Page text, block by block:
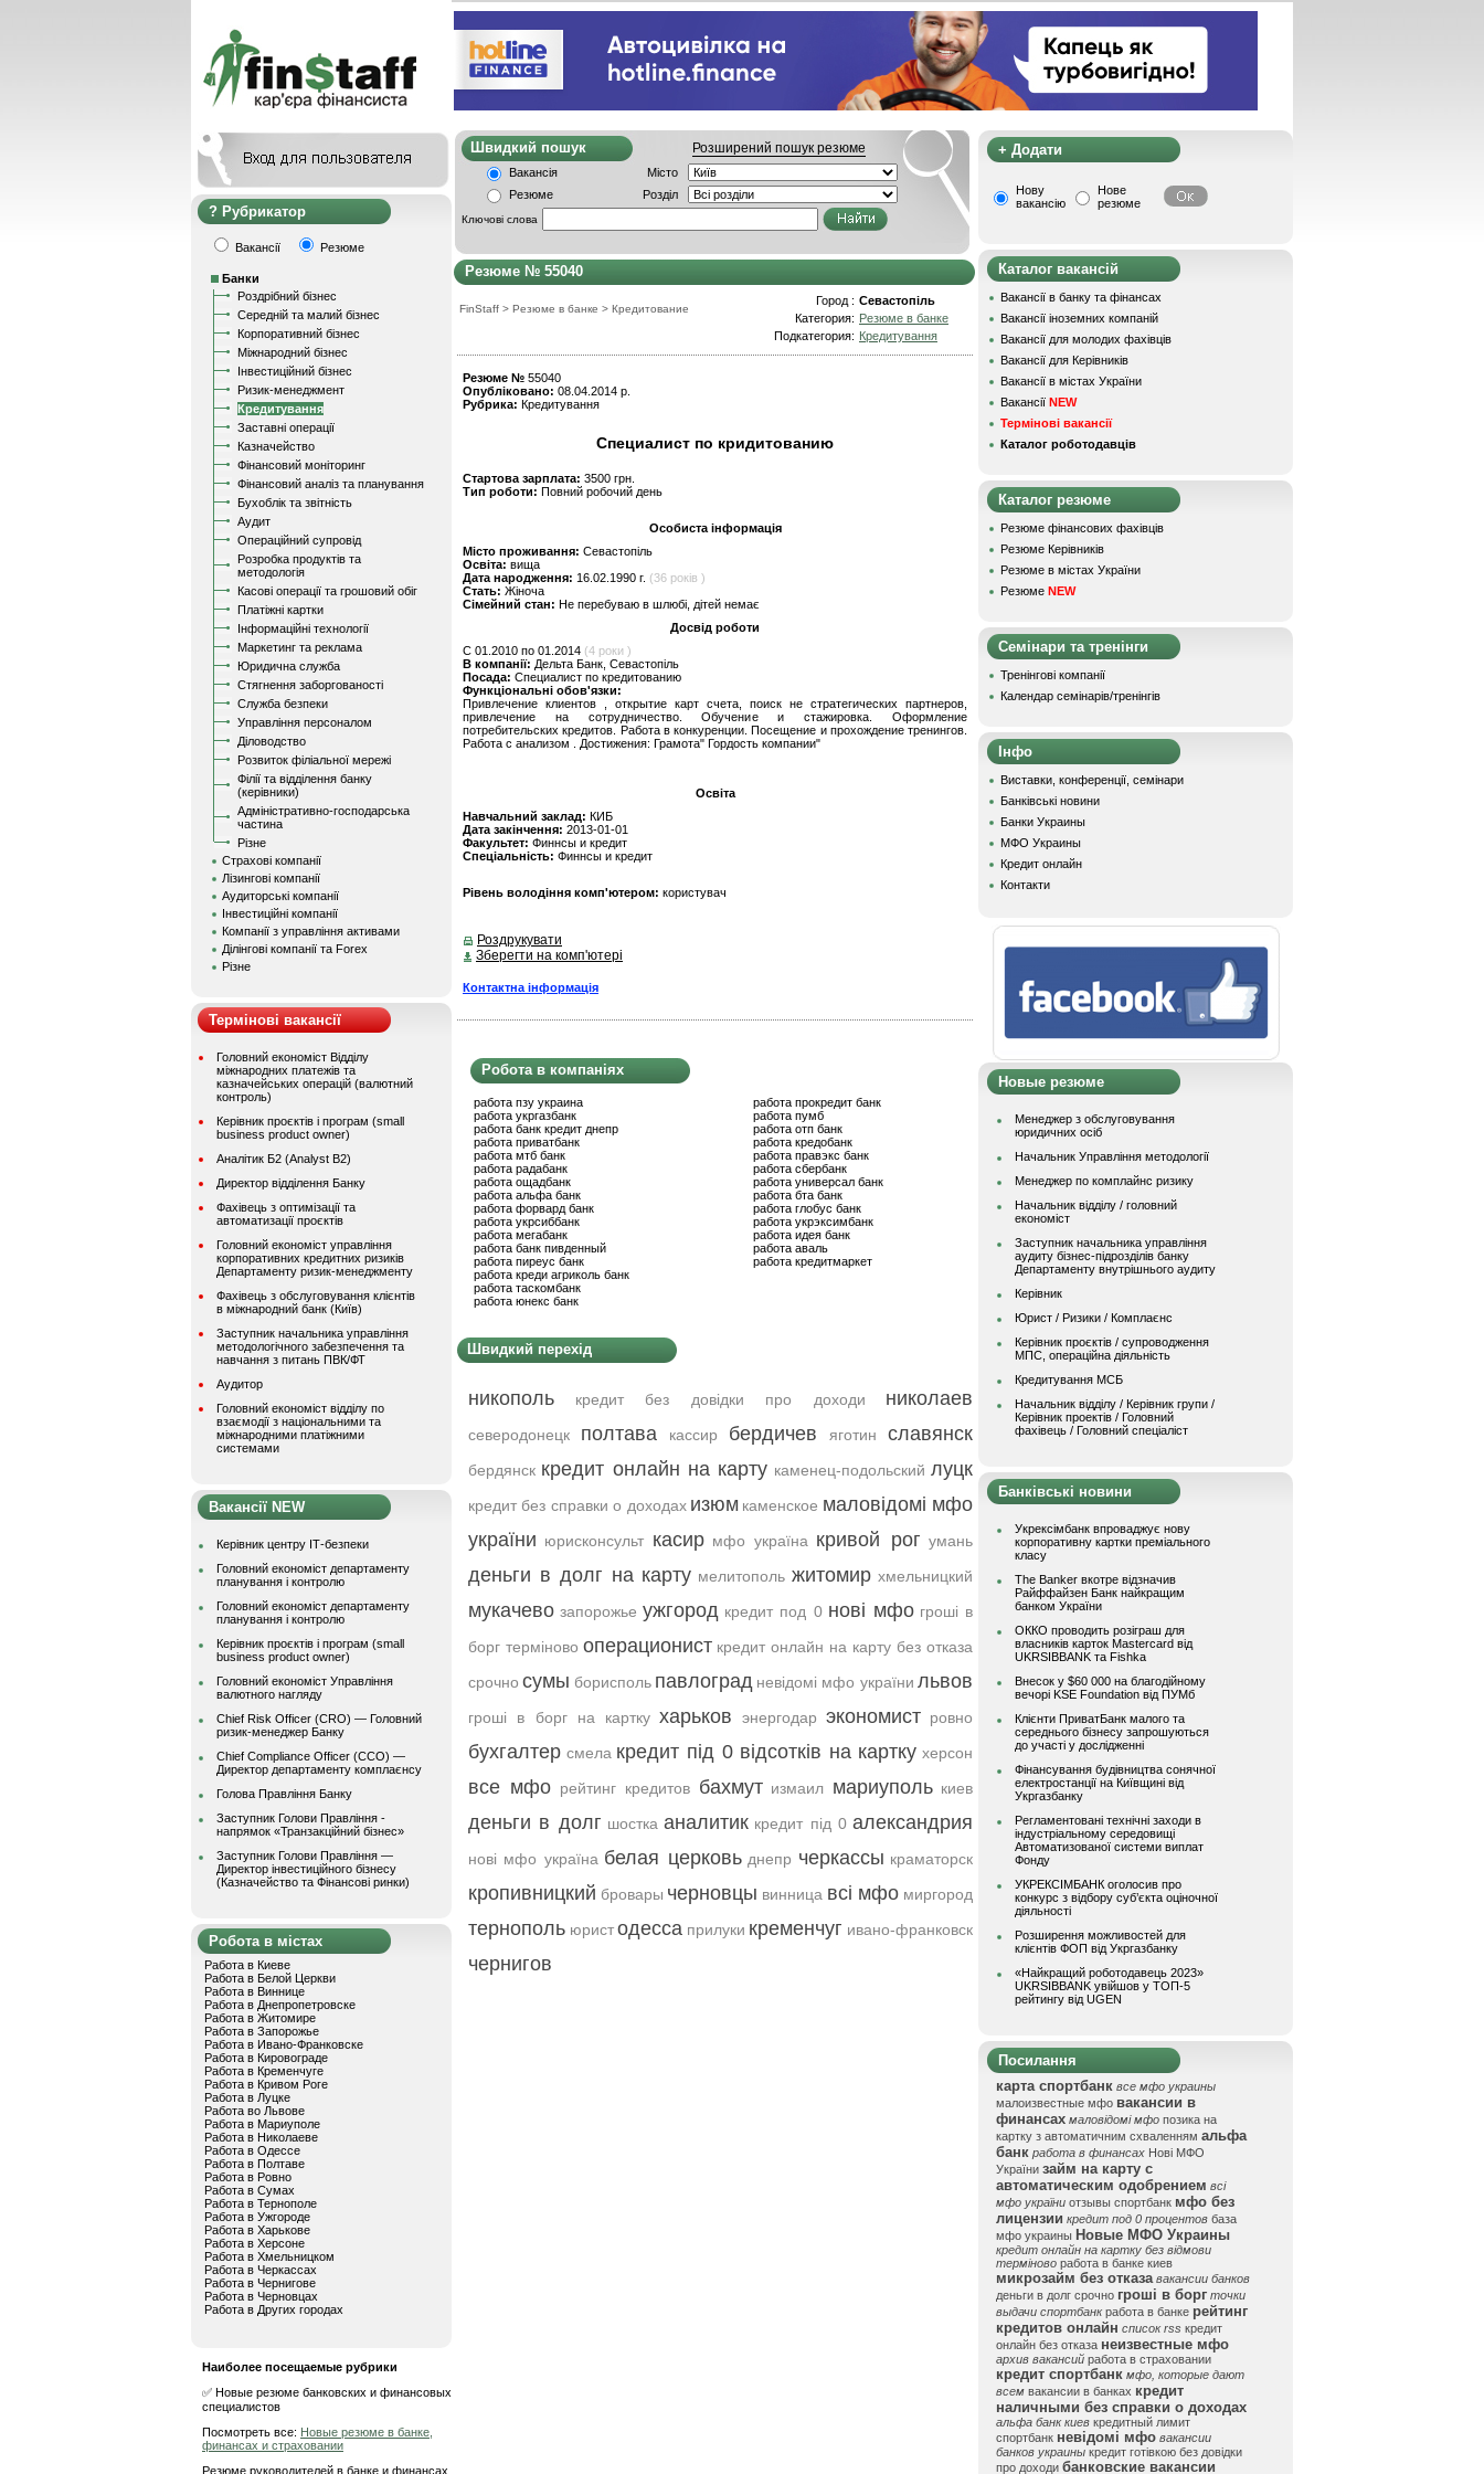
Рубрикатор
Вакансії Резюме
Банки
Роздрібний бізнес
Середній та малий бізнес
Корпоративний бізнес
Міжнародний бізнес
Інвестиційний бізнес
Ризик-менеджмент
Кредитування
Заставні операції
Казначейство
Фінансовий моніторинг
Фінансовий аналіз та планування
Бухоблік та звітність
Аудит
Операційний супровід
Розробка продуктів та
методологія
Касові операції та грошовий обіг
Платіжні картки
Інформаційні технології
Маркетинг та реклама
Юридична служба
Стягнення заборгованості
Служба безпеки
Управління персоналом
Діловодство
Розвиток філіальної мережі
Філії та відділення банку
(керівники)
Адміністративно-господарська
частина
Різне
Страхові компанії
Лізингові компанії
Аудиторські компанії
Інвестиційні компанії
Компанії з управління активами
Ділінгові компанії та Forex
Різне
Термінові вакансії
Головний економіст Відділу
міжнародних платежів та
казначейських операцій (валютний
контроль)
Керівник проєктів і програм (small
business product owner)
Аналітик Б2 (Analyst B2)
Директор відділення Банку
Фахівець з оптимізації та
автоматизації проєктів
Головний економіст управління
корпоративних кредитних ризиків
Департаменту ризик-менеджменту
Фахівець з обслуговування клієнтів
в міжнародний банк (Київ)
Заступник начальника управління
методологічного забезпечення та
навчання з питань ПВК/ФТ
Аудитор
Головний економіст відділу по
взаємодії з національними та
міжнародними платіжними
системами
Вакансії NEW
Керівник центру ІТ-безпеки
Головний економіст департаменту
планування і контролю
Головний економіст департаменту
планування і контролю
Керівник проєктів і програм (small
business product owner)
Головний економіст Управління
валютного нагляду
Chief Risk Officer (CRO) — Головний
ризик-менеджер Банку
Chief Compliance Officer (CCO) —
Директор департаменту комплаєнсу
Голова Правління Банку
Заступник Голови Правління -
напрямок «Транзакційний бізнес»
Заступник Голови Правління —
Директор інвестиційного бізнесу
(Казначейство та Фінансові ринки)
Робота в містах
Работа в Киеве
Работа в Белой Церкви
Работа в Виннице
Работа в Днепропетровске
Работа в Житомире
Работа в Запорожье
Работа в Ивано-Франковске
Работа в Кировограде
Работа в Кременчуге
Работа в Кривом Роге
Работа в Луцке
Работа во Львове
Работа в Мариуполе
Работа в Николаеве
Работа в Одессе
Работа в Полтаве
Работа в Ровно
Работа в Сумах
Работа в Тернополе
Работа в Ужгороде
Работа в Харькове
Работа в Херсоне
Работа в Хмельницком
Работа в Черкассах
Работа в Чернигове
Работа в Черновцах
Работа в Других городах
Наиболее посещаемые рубрики
✅ Новые резюме банковских и финансовых
специалистов
Посмотреть все: Новые резюме в банке,
финансах и страховании
Резюме руководителей в банке и финансах
Швидкий пошук Розширений пошук резюме
Вакансія
Місто
Резюме
Розділ
Ключові слова
Резюме № 55040
FinStaff > Резюме в банке > Кредитование
Город : Севастопіль
Категория: Резюме в банке
Подкатегория: Кредитування
Резюме № 55040
Опубліковано: 08.04.2014 р.
Рубрика: Кредитування
Специалист по кридитованию
Стартова зарплата: 3500 грн.
Тип роботи: Повний робочий день
Особиста інформація
Місто проживання: Севастопіль
Освіта: вища
Дата народження: 16.02.1990 г. (36 років )
Стать: Жіноча
Сімейний стан: Не перебуваю в шлюбі, дітей немає
Досвід роботи
C 01.2010 по 01.2014 (4 роки )
В компанії: Дельта Банк, Севастопіль
Посада: Специалист по кредитованию
Функціональні обов'язки:
Привлечение клиентов , открытие карт счета, поиск не стратегических партнеров,
привлечение на сотрудничество. Обучение и стажировка. Оформление
потребительских кредитов. Работа в конкуренции. Посещение и прохождение тренингов.
Работа с анализом . Достижения: Грамота" Гордость компании"
Освіта
Навчальний заклад: КИБ
Дата закінчення: 2013-01-01
Факультет: Финнсы и кредит
Спеціальність: Финнсы и кредит
Рівень володіння комп'ютером: користувач
Роздрукувати
Зберегти на комп'ютері
Контактна інформація
Робота в компаніях
работа пзу украина
работа укргазбанк
работа банк кредит днепр
работа приватбанк
работа мтб банк
работа радабанк
работа ощадбанк
работа альфа банк
работа форвард банк
работа укрсиббанк
работа мегабанк
работа банк пивденный
работа пиреус банк
работа креди агриколь банк
работа таскомбанк
работа юнекс банк
работа прокредит банк
работа пумб
работа отп банк
работа кредобанк
работа правэкс банк
работа сбербанк
работа универсал банк
работа бта банк
работа глобус банк
работа укрэксимбанк
работа идея банк
работа аваль
работа кредитмаркет
Швидкий перехід
никополь кредит без довідки про доходи николаев
северодонецк полтава кассир бердичев яготин славянск
бердянск кредит онлайн на карту каменец-подольский луцк
кредит без справки о доходах изюм каменское маловідомі мфо
україни юрисконсульт касир мфо україна кривой рог умань
деньги в долг на карту мелитополь житомир хмельницкий
мукачево запорожье ужгород кредит под 0 нові мфо гроші в
борг терміново операционист кредит онлайн на карту без отказа
срочно сумы борисполь павлоград невідомі мфо україни львов
гроші в борг на картку харьков энергодар экономист ровно
бухгалтер смела кредит під 0 відсотків на картку херсон
все мфо рейтинг кредитов бахмут измаил мариуполь киев
деньги в долг шостка аналитик кредит під 0 александрия
нові мфо україна белая церковь днепр черкассы краматорск
кропивницкий бровары черновцы винница всі мфо миргород
тернополь юрист одесса прилуки кременчуг ивано-франковск
чернигов
+ Додати
Нову
вакансію
Нове
резюме
Каталог вакансій
Вакансії в банку та фінансах
Вакансії іноземних компаній
Вакансії для молодих фахівців
Вакансії для Керівників
Вакансії в містах України
Вакансії NEW
Термінові вакансії
Каталог роботодавців
Каталог резюме
Резюме фінансових фахівців
Резюме Керівників
Резюме в містах України
Резюме NEW
Семінари та тренінги
Тренінгові компанії
Календар семінарів/тренінгів
Інфо
Виставки, конференції, семінари
Банківські новини
Банки Украины
МФО Украины
Кредит онлайн
Контакти
Новые резюме
Менеджер з обслуговування
юридичних осіб
Начальник Управління методології
Менеджер по комплайнс ризику
Начальник відділу / головний
економіст
Заступник начальника управління
аудиту бізнес-підрозділів банку
Департаменту внутрішнього аудиту
Керівник
Юрист / Ризики / Комплаєнс
Керівник проєктів / супроводження
МПС, операційна діяльність
Кредитування МСБ
Начальник вiддiлу / Керівник групи /
Керівник проектів / Головний
фахівець / Головний спеціаліст
Банківські новини
Укрексімбанк впроваджує нову
корпоративну картки преміального
класу
The Banker вкотре відзначив
Райффайзен Банк найкращим
банком України
ОККО проводить розіграш для
власників карток Mastercard від
UKRSIBBANK та Fishka
Внесок у $60 000 на благодійному
вечорі KSE Foundation від ПУМб
Клієнти ПриватБанк малого та
середнього бізнесу запрошуються
до участі у дослідженні
Фінансування будівництва сонячної
електростанції на Київщині від
Укргазбанку
Регламентовані технічні заходи в
індустріальному середовищі
Автоматизованої системи виплат
Фонду
УКРЕКСІМБАНК оголосив про
конкурс з відбору суб’єкта оціночної
діяльності
Розширення можливостей для
клієнтів ФОП від Укргазбанку
«Найкращий роботодавець 2023»
UKRSIBBANK увійшов у ТОП-5
рейтингу від UGEN
Посилання
карта спортбанк все мфо украины
малоизвестные мфо вакансии в
финансах маловідомі мфо позика на
картку з автоматичним схваленням альфа
банк работа в финансах Нові МФО
України займ на карту с
автоматическим одобрением всі
мфо україни отзывы спортбанк мфо без
лицензии кредит под 0 процентов база
мфо украины Новые МФО Украины
кредит онлайн на картку без відмови
терміново работа в банке киев
микрозайм без отказа вакансии банков
деньги в долг срочно гроші в борг точки
выдачи спортбанк работа в банке рейтинг
кредитов онлайн список rss кредит
онлайн без отказа неизвестные мфо
архив вакансий работа в страховании
кредит спортбанк мфо, которые дают
всем вакансии в банках кредит
наличными без справки о доходах
альфа банк киев кредитный лимит
спортбанк невідомі мфо вакансии
банков украины кредит готівкою без довідки
про доходи банковские вакансии